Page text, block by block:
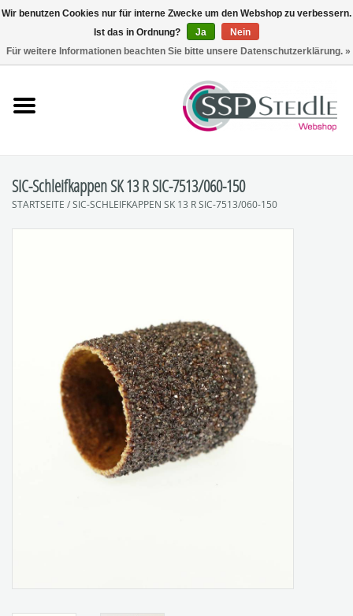
Polieren
SpuckNo | Spuckschutz
SIC-Schleifkappen SK 13 R SIC-7513/060-150
STARTSEITE /SIC-SCHLEIFKAPPEN SK 13 R SIC-7513/060-150
Wir benutzen Cookies nur für interne Zwecke um den Webshop zu verbessern.
Ist das in Ordnung?
Ja
Nein
Für weitere Informationen beachten Sie bitte unsere Datenschutzerklärung. »